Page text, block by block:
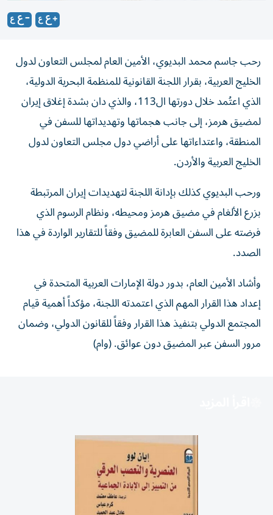
​رحب جاسم محمد البديوي، الأمين العام لمجلس التعاون لدول
الخليج العربية، بقرار اللجنة القانونية للمنظمة البحرية الدولية،
الذي اعتُمد خلال دورتها ال113، والذي دان بشدة إغلاق إيران
لمضيق هرمز، إلى جانب هجماتها وتهديداتها للسفن في
المنطقة، واعتداءاتها على أراضي دول مجلس التعاون لدول
الخليج العربية والأردن.
ورحب البديوي كذلك بإدانة اللجنة لتهديدات إيران المرتبطة
بزرع الألغام في مضيق هرمز ومحيطه، ونظام الرسوم الذي
فرضته على السفن العابرة للمضيق وفقاً للتقارير الواردة في هذا
الصدد.
وأشاد الأمين العام، بدور دولة الإمارات العربية المتحدة في
إعداد هذا القرار المهم الذي اعتمدته اللجنة، مؤكداً أهمية قيام
المجتمع الدولي بتنفيذ هذا القرار وفقاً للقانون الدولي، وضمان
مرور السفن عبر المضيق دون عوائق. (وام)